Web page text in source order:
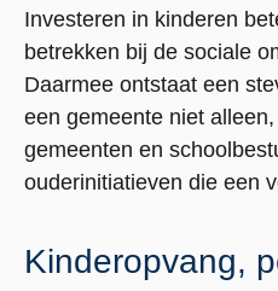
Investeren in kinderen
betrekken bij de sociale
Daarmee ontstaat een
een gemeente niet
gemeenten en
ouderinitiatieven die een
Kinderopvang,